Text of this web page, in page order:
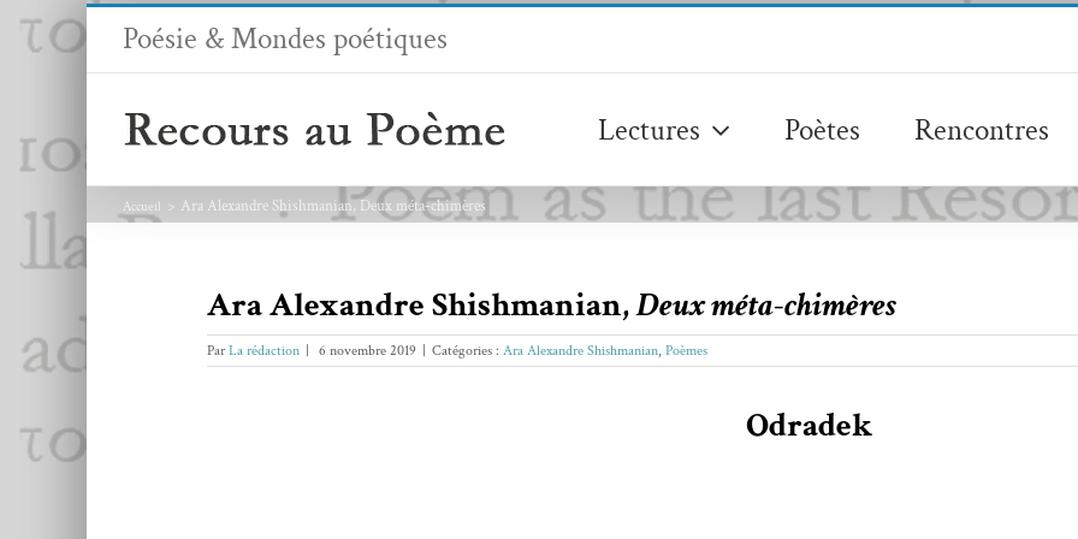
Passer
Poésie & Mondes poétiques
Lectures Poètes Rencontres
Accueil Ara Alexandre Shishmanian, Deux méta-chimères
Ara Alexandre Shishmanian,Deux méta-chimères
ParLa rédaction 6 novembre 2019 Catégories : Ara Alexandre Shishmanian, Poèmes
Odradek